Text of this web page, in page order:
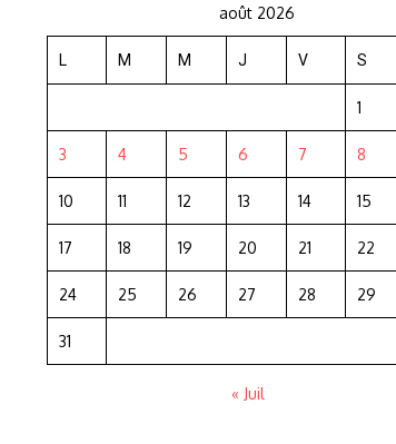
août 2026
L M M J V S
1
3 4 5 6 7 8
10 11 12 13 14 15
17 18 19 20 21 22
24 25 26 27 28 29
31
« Juil